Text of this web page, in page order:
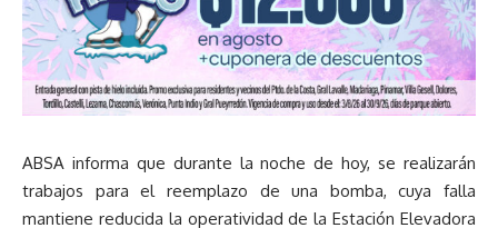
ABSA informa que durante la noche de hoy, se realizarán
trabajos para el reemplazo de una bomba, cuya falla
mantiene reducida la operatividad de la Estación Elevadora